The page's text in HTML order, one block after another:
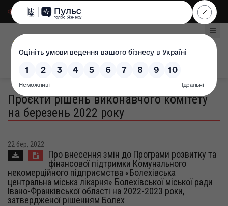
Для слабозорих|
Проєкти рішень виконавчого комітету
на березень 2022 року
22 бер, 2022
Про внесення змін до Програми розвитку та
фінансової підтримки Комунального
некомерційного підприємства «Болехівська
центральна міська лікарня» Болехівської міської ради
Івано-Франківської області на 2022-2023 роки,
затвердженої рішенням Болех